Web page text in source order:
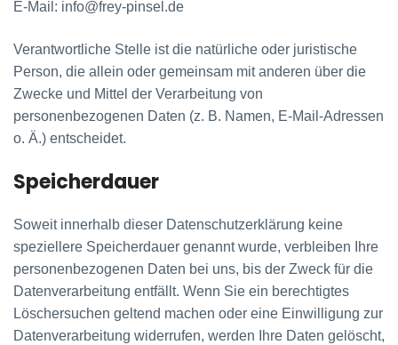
E-Mail: info@frey-pinsel.de
Verantwortliche Stelle ist die natürliche oder juristische
Person, die allein oder gemeinsam mit anderen über die
Zwecke und Mittel der Verarbeitung von
personenbezogenen Daten (z. B. Namen, E-Mail-Adressen
o. Ä.) entscheidet.
Speicherdauer
Soweit innerhalb dieser Datenschutzerklärung keine
speziellere Speicherdauer genannt wurde, verbleiben Ihre
personenbezogenen Daten bei uns, bis der Zweck für die
Datenverarbeitung entfällt. Wenn Sie ein berechtigtes
Löschersuchen geltend machen oder eine Einwilligung zur
Datenverarbeitung widerrufen, werden Ihre Daten gelöscht,